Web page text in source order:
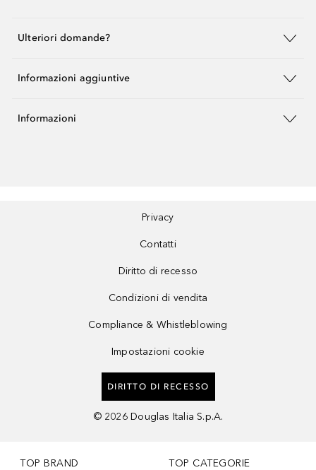
Ulteriori domande?
Informazioni aggiuntive
Informazioni
Privacy
Contatti
Diritto di recesso
Condizioni di vendita
Compliance & Whistleblowing
Impostazioni cookie
DIRITTO DI RECESSO
© 2026 Douglas Italia S.p.A.
TOP BRAND TOP CATEGORIE